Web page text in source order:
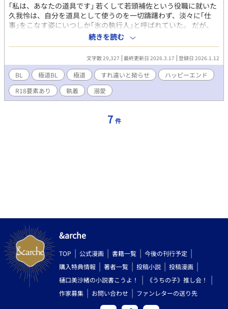
｢私は、あなたの道具です｣ 若くして若頭補佐という役職に就いた
久我怜は、自分を道具として使うのを一切躊躇わず、淡々に｢仕
事｣をこなす姿にいつしか｢氷の執行人｣と呼ばれていた。 だが、
その誰も寄せ付けぬ氷の仮面を剥がそうと忍び寄る一つの手があ
った。 それは彼と主従関係にあたる若頭、嵯峨蓮次であり、彼…
久我が絶対的な忠誠を誓う相手でもあった。 久我は嵯峨が体を差
し出せと言えば迷うことなく言う通りにし、嵯峨に全てを曝け出
すようなそんな人間だった。 その全てが愛のない行為だと信じて
疑わなかった久我。 対して嵯峨はそれを壊すようにして｢道具｣と
してじゃなく、1人の男として接してくるようになり──。 これ
は冷酷なまでに美しい執行人が愛を知り、彼を独占せんとする若
続きを読む
文字数 29,327 最終更新日 2026.3.17 登録日 2026.1.12
BL 極道BL 極道 すれ違いと拗らせ
ハッピーエンド
R18要素あり
執着 溺愛
7 件
&arche
TOP 公式漫画 書籍一覧
今後の刊行予定
購入特典情報
著者一覧 投稿小説
投稿漫画
樋口美沙緒の小説書こうよ！
《うちの子》推し会！
作家募集
お問い合わせ ファンレターの送り先